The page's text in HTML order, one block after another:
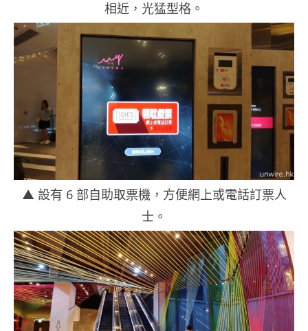
相近，光猛型格。
▲ 設有 6 部自助取票機，方便網上或電話訂票人
士。